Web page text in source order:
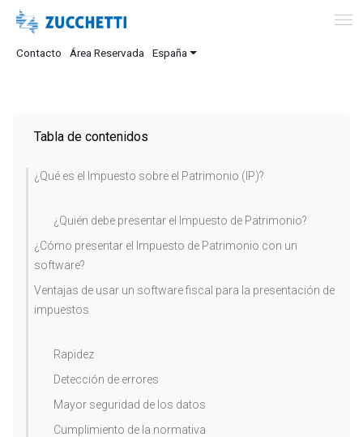
Contacto Área Reservada España
Tabla de contenidos
¿Qué es el Impuesto sobre el Patrimonio (IP)?
¿Quién debe presentar el Impuesto de Patrimonio?
¿Cómo presentar el Impuesto de Patrimonio con un
software?
Ventajas de usar un software fiscal para la presentación de
impuestos
Rapidez
Detección de errores
Mayor seguridad de los datos
Cumplimiento de la normativa